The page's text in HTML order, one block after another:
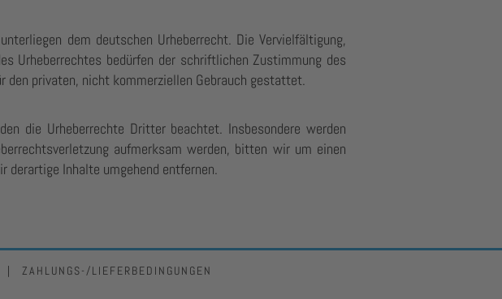
dem deutschen Urheberrecht. Die Vervielfältigung,
Urheberrechtes bedürfen der schriftlichen Zustimmung des
den privaten, nicht kommerziellen Gebrauch gestattet.
die Urheberrechte Dritter beachtet. Insbesondere werden
aufmerksam werden, bitten wir um einen
derartige Inhalte umgehend entfernen.
ZAHLUNGS-/LIEFERBEDINGUNGEN